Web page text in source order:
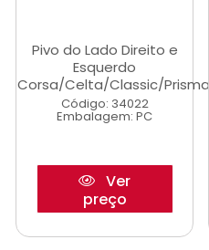
Pivo do Lado Direito e
Esquerdo
Corsa/Celta/Classic/Prisma
Código: 34022
Embalagem: PC
Ver
preço